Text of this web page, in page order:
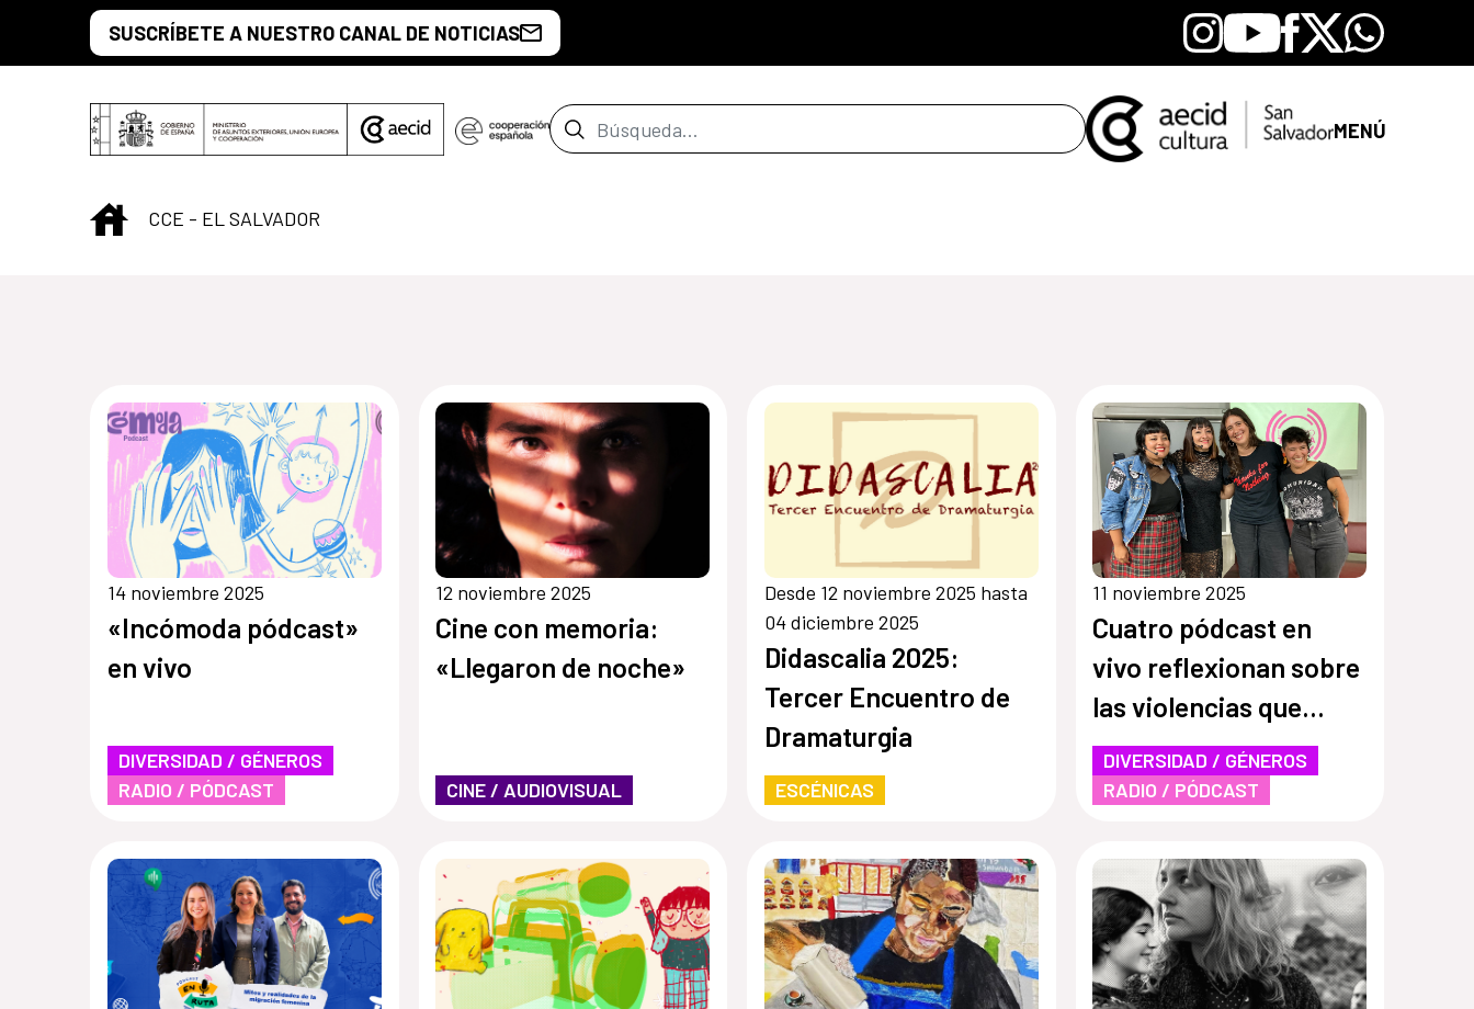
Saltar al contenido principal
SUSCRÍBETE A NUESTRO CANAL DE NOTICIAS Instagram
YoutubeFacebook
X Whatsapp
Barra de búsqueda MENÚ
INICIO
CCE - EL SALVADOR
14 noviembre 2025
«Incómoda pódcast»
en vivo
DIVERSIDAD / GÉNEROS
RADIO / PÓDCAST
12 noviembre 2025
Cine con memoria:
«Llegaron de noche»
CINE / AUDIOVISUAL
Desde 12 noviembre 2025 hasta
04 diciembre 2025
Didascalia 2025:
Tercer Encuentro de
Dramaturgia
ESCÉNICAS
11 noviembre 2025
Cuatro pódcast en
vivo reflexionan sobre
las violencias que
enfrentan las mujeres,
migración y espacios
del 25N
DIVERSIDAD / GÉNEROS
RADIO / PÓDCAST